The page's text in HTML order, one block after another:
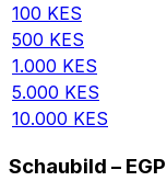
100 KES
500 KES
1.000 KES
5.000 KES
10.000 KES
Schaubild –